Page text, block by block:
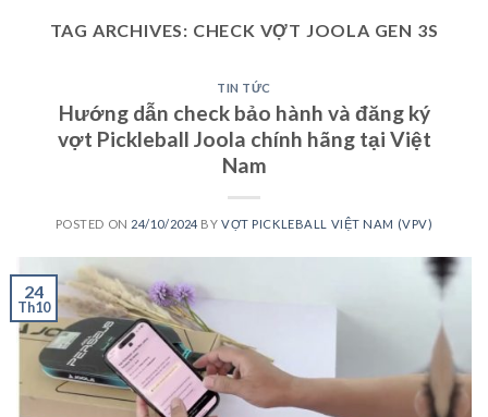
TAG ARCHIVES: CHECK VỢT JOOLA GEN 3S
TIN TỨC
Hướng dẫn check bảo hành và đăng ký
vợt Pickleball Joola chính hãng tại Việt
Nam
POSTED ON 24/10/2024 BYVỢT PICKLEBALL VIỆT NAM (VPV)
24
Th10